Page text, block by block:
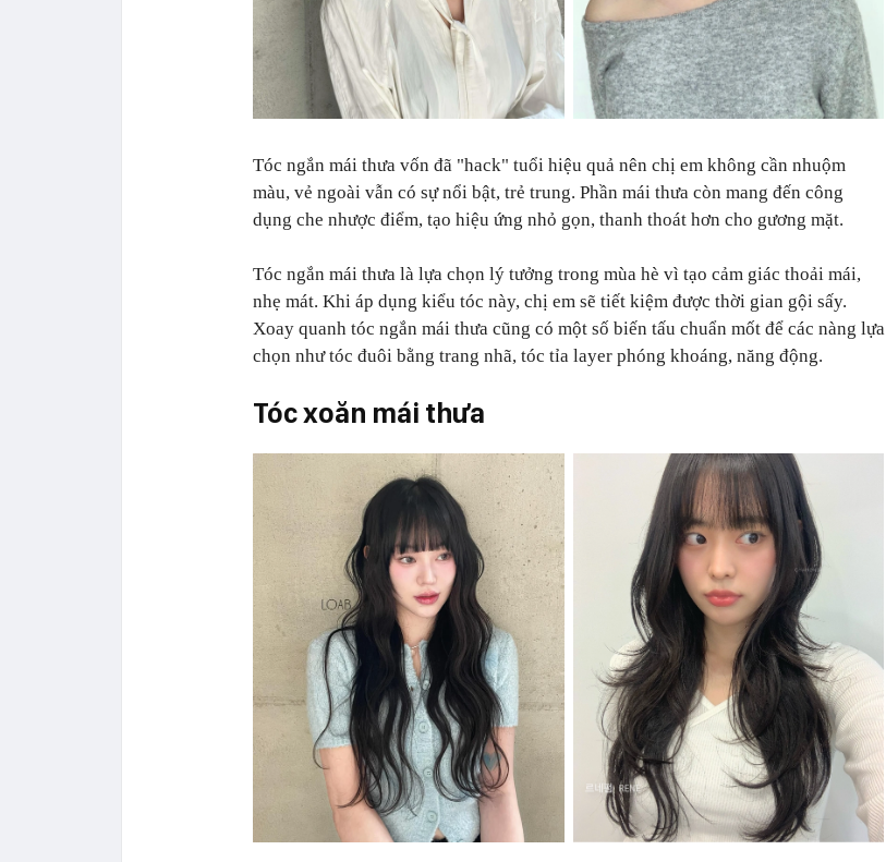
Tóc ngắn mái thưa vốn đã "hack" tuổi hiệu quả nên chị em không cần nhuộm
màu, vẻ ngoài vẫn có sự nổi bật, trẻ trung. Phần mái thưa còn mang đến công
dụng che nhược điểm, tạo hiệu ứng nhỏ gọn, thanh thoát hơn cho gương mặt.
Tóc ngắn mái thưa là lựa chọn lý tưởng trong mùa hè vì tạo cảm giác thoải mái,
nhẹ mát. Khi áp dụng kiểu tóc này, chị em sẽ tiết kiệm được thời gian gội sấy.
Xoay quanh tóc ngắn mái thưa cũng có một số biến tấu chuẩn mốt để các nàng lựa
chọn như tóc đuôi bằng trang nhã, tóc tỉa layer phóng khoáng, năng động.
Tóc xoăn mái thưa